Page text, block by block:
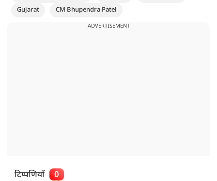
Gujarat
CM Bhupendra Patel
ADVERTISEMENT
टिप्पणियाँ 0